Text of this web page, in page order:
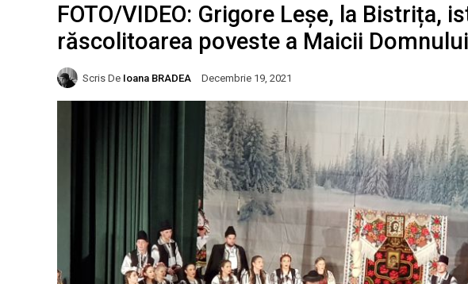
FOTO/VIDEO: Grigore Leșe, la Bistrița,
răscolitoarea poveste a Maicii Domnului
Scris De Ioana BRADEA Decembrie 19, 2021